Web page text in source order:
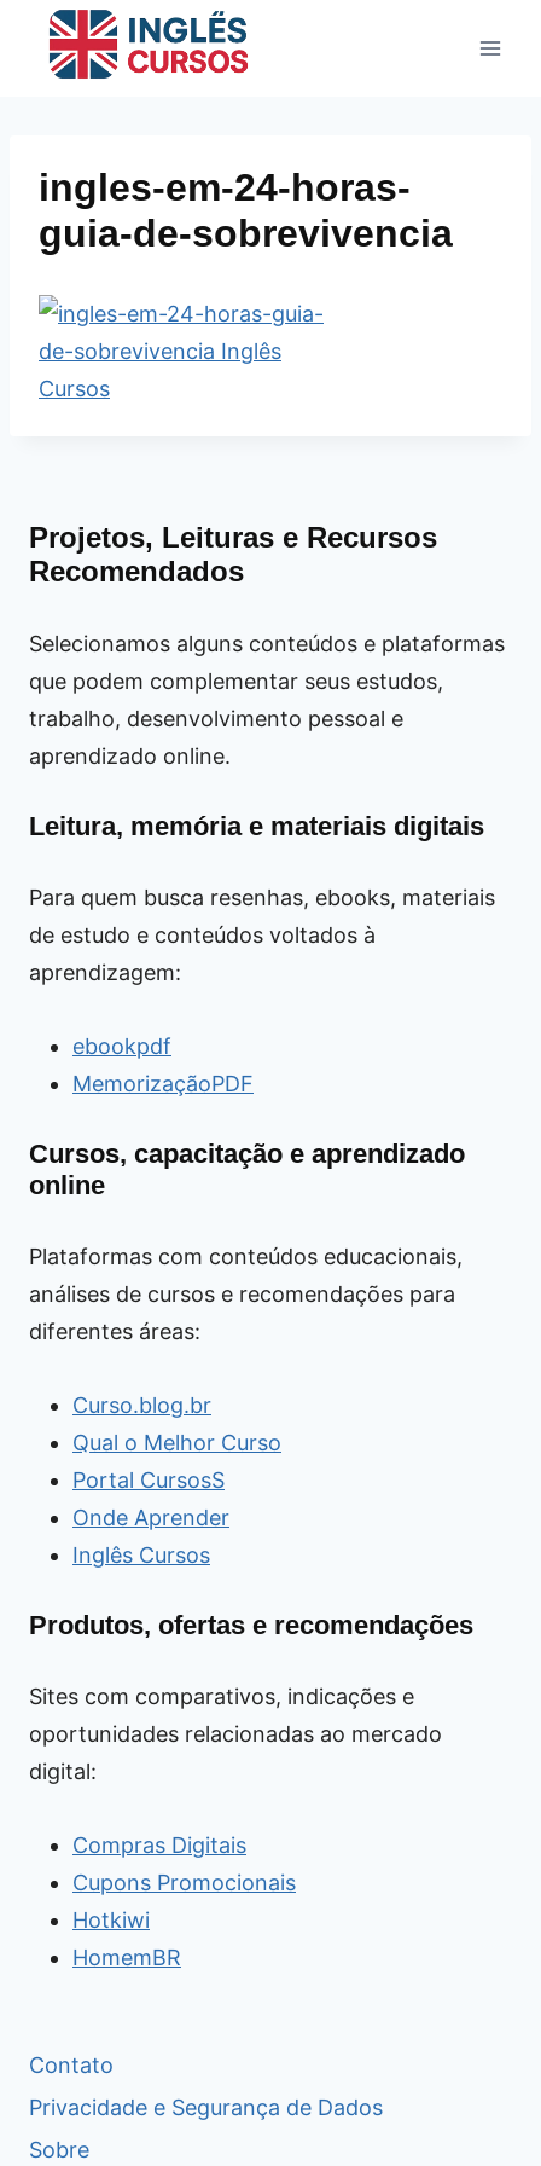
ingles-em-24-horas-
guia-de-sobrevivencia
Projetos, Leituras e Recursos
Recomendados
Selecionamos alguns conteúdos e plataformas
que podem complementar seus estudos,
trabalho, desenvolvimento pessoal e
aprendizado online.
Leitura, memória e materiais digitais
Para quem busca resenhas, ebooks, materiais
de estudo e conteúdos voltados à
aprendizagem:
ebookpdf
MemorizaçãoPDF
Cursos, capacitação e aprendizado
online
Plataformas com conteúdos educacionais,
análises de cursos e recomendações para
diferentes áreas:
Curso.blog.br
Qual o Melhor Curso
Portal CursosS
Onde Aprender
Inglês Cursos
Produtos, ofertas e recomendações
Sites com comparativos, indicações e
oportunidades relacionadas ao mercado
digital:
Compras Digitais
Cupons Promocionais
Hotkiwi
HomemBR
Contato
Privacidade e Segurança de Dados
Sobre